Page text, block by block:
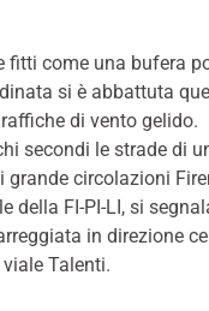
fitti come una bufera
si è abbattuta
di vento
secondi le strade di
circolazioni
della FI-PI-LI, si
in direzione
Talenti.